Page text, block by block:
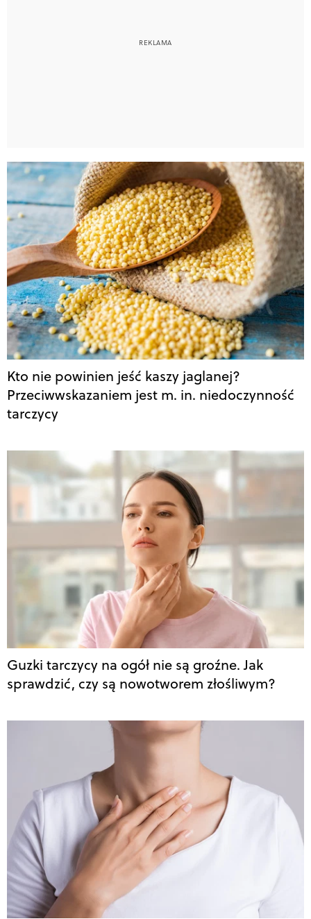
Kto nie powinien jeść kaszy jaglanej?
Przeciwwskazaniem jest m. in. niedoczynność
tarczycy
Guzki tarczycy na ogół nie są groźne. Jak
sprawdzić, czy są nowotworem złośliwym?